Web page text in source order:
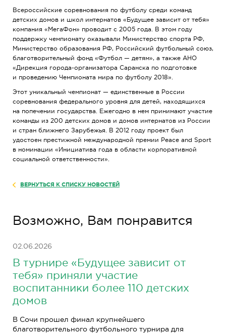
Всероссийские соревнования по футболу среди команд
детских домов и школ интернатов «Будущее зависит от тебя»
компания «МегаФон» проводит с 2005 года. В этом году
поддержку чемпионату оказывали Министерство спорта РФ,
Министерство образования РФ, Российский футбольный союз,
благотворительный фонд «Футбол — детям», а также АНО
«Дирекция города-организатора Саранска по подготовке
и проведению Чемпионата мира по футболу 2018».
Этот уникальный чемпионат — единственные в России
соревнования федерального уровня для детей, находящихся
на попечении государства. Ежегодно в нем принимают участие
команды из 200 детских домов и домов интернатов из России
и стран ближнего Зарубежья. В 2012 году проект был
удостоен престижной международной премии Peace and Sport
в номинации «Инициатива года в области корпоративной
социальной ответственности».
ВЕРНУТЬСЯ К СПИСКУ НОВОСТЕЙ
Возможно, Вам понравится
02.06.2026
В турнире «Будущее зависит от
тебя» приняли участие
воспитанники более 110 детских
домов
В Сочи прошел финал крупнейшего
благотворительного футбольного турнира для